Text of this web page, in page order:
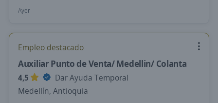
Ayer
Empleo destacado
Auxiliar Punto de Venta/ Medellin/ Colanta
4,5
Dar Ayuda Temporal
Medellín, Antioquia